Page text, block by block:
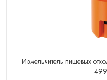
Измельчитель пищевых